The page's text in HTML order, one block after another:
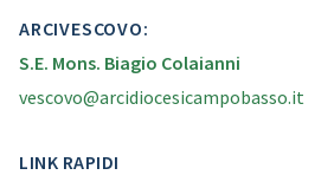
ARCIVESCOVO:
S.E. Mons. Biagio Colaianni
vescovo@arcidiocesicampobasso.it
LINK RAPIDI